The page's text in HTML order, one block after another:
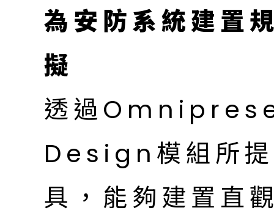
為安防系統建置
擬
透過
Design模組所
具，能夠建置直